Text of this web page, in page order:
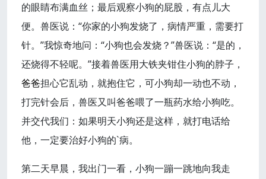
的眼睛布满血丝；最后观察小狗的屁股，有点儿大
便。兽医说：“你家的小狗发烧了，病情严重，需要打
针。”我惊奇地问：“小狗也会发烧？”兽医说：“是的，
还烧得不轻呢。”接着兽医用大铁夹钳住小狗的脖子，
爸爸担心它乱动，就抱住它，可小狗却一动也不动，
打完针会后，兽医又叫爸爸喂了一瓶药水给小狗吃。
并交代我们：如果明天小狗还是这样，就打电话给
他，一定要治好小狗的`病。
第二天早晨，我出门一看，小狗一蹦一跳地向我走